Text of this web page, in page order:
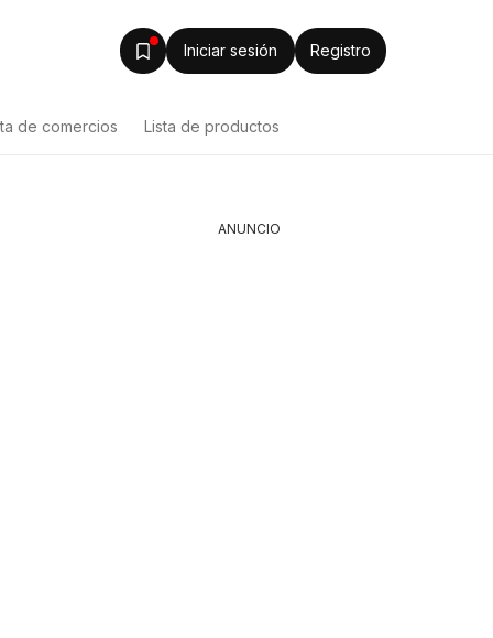
Iniciar sesión Registro
de comercios Lista de productos
ANUNCIO